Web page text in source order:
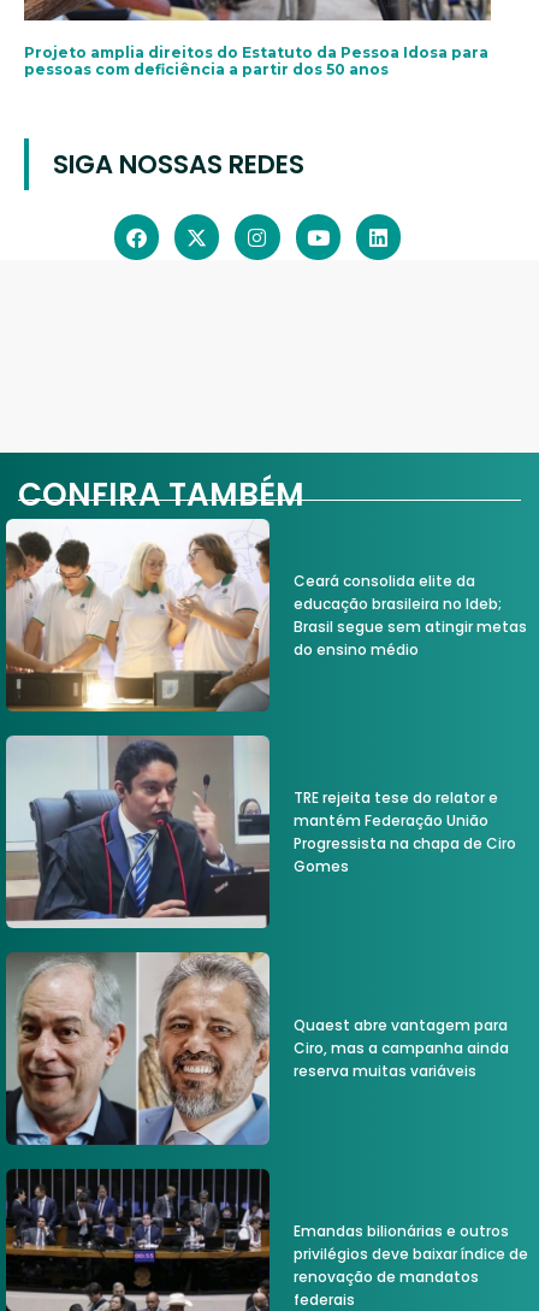
Projeto amplia direitos do Estatuto da Pessoa Idosa para
pessoas com deficiência a partir dos 50 anos
SIGA NOSSAS REDES
CONFIRA TAMBÉM
Ceará consolida elite da
educação brasileira no Ideb;
Brasil segue sem atingir metas
do ensino médio
TRE rejeita tese do relator e
mantém Federação União
Progressista na chapa de Ciro
Gomes
Quaest abre vantagem para
Ciro, mas a campanha ainda
reserva muitas variáveis
Emandas bilionárias e outros
privilégios deve baixar índice de
renovação de mandatos
federais